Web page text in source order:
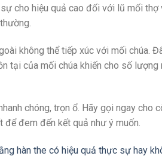
cho hiệu quả cao đối với lũ mối
không thể tiếp xúc với mối chúa.
tại của mối chúa khiến cho số
chóng, trọn ổ. Hãy gọi ngay cho
đem đến kết quả như ý muốn.